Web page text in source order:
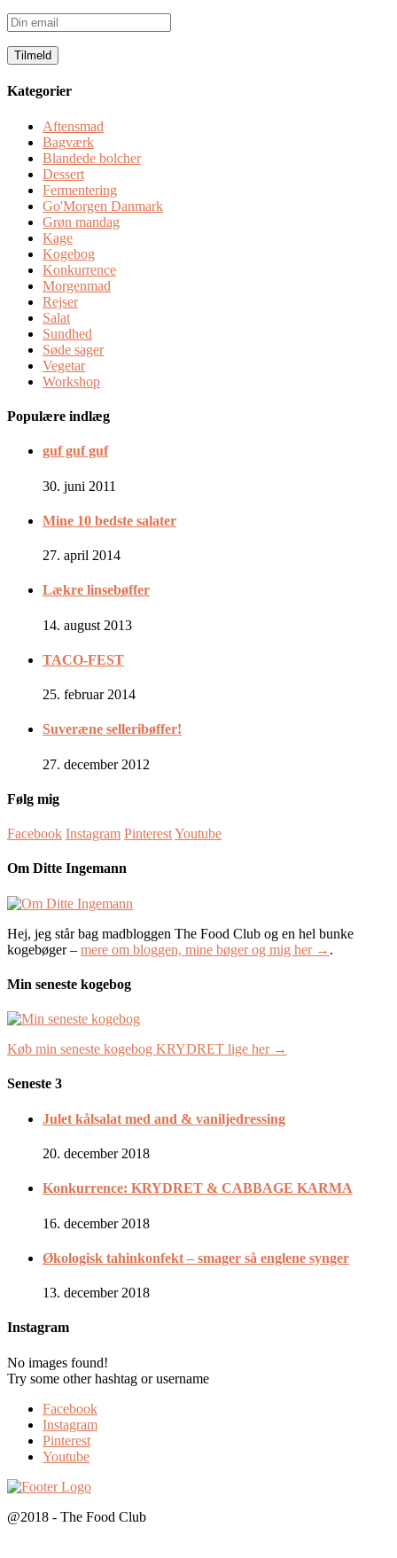
Din
email
Kategorier
Aftensmad
Bagværk
Blandede bolcher
Dessert
Fermentering
Go'Morgen Danmark
Grøn mandag
Kage
Kogebog
Konkurrence
Morgenmad
Rejser
Salat
Sundhed
Søde sager
Vegetar
Workshop
Populære indlæg
guf guf guf
30. juni 2011
Mine 10 bedste salater
27. april 2014
Lækre linsebøffer
14. august 2013
TACO-FEST
25. februar 2014
Suveræne selleribøffer!
27. december 2012
Følg mig
Facebook Instagram PinterestYoutube
Om Ditte Ingemann
Hej, jeg står bag madbloggen The Food Club og en hel bunke
kogebøger – mere om bloggen, mine bøger og mig her → .
Min seneste kogebog
Køb min seneste kogebog KRYDRET lige her →
Seneste 3
Julet kålsalat med and & vaniljedressing
20. december 2018
Konkurrence: KRYDRET & CABBAGE KARMA
16. december 2018
Økologisk tahinkonfekt – smager så englene synger
13. december 2018
Instagram
No images found!
Try some other hashtag or username
Facebook
Instagram
Pinterest
Youtube
@2018 - The Food Club